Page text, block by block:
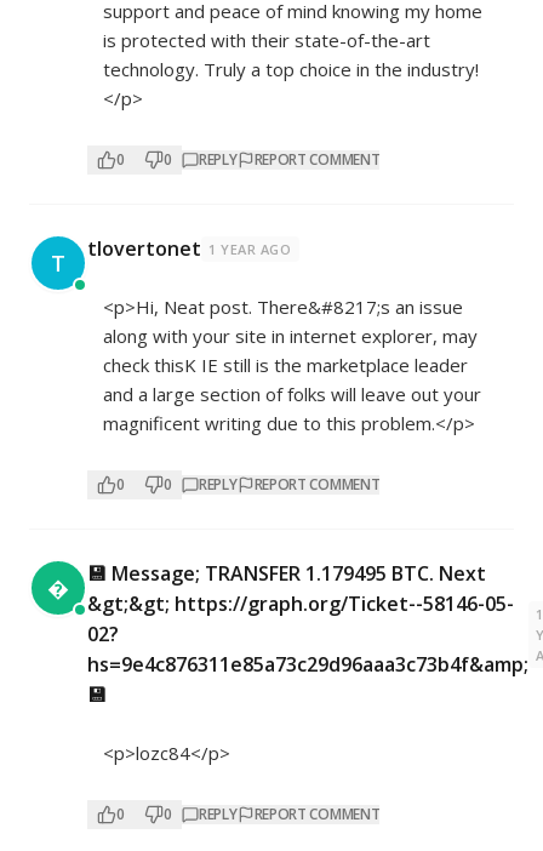
support and peace of mind knowing my home
is protected with their state-of-the-art
technology. Truly a top choice in the industry!
</p>
0 0 REPLY REPORT COMMENT
T tlovertonet 1 YEAR AGO
<p>Hi, Neat post. There&#8217;s an issue
along with your site in internet explorer, may
check thisK IE still is the marketplace leader
and a large section of folks will leave out your
magnificent writing due to this problem.</p>
0 0 REPLY REPORT COMMENT

💾 Message; TRANSFER 1.179495 BTC. Next
&gt;&gt; https://graph.org/Ticket--58146-05-
02?
hs=9e4c876311e85a73c29d96aaa3c73b4f&amp;
💾
1
<p>lozc84</p>
0 0 REPLY REPORT COMMENT